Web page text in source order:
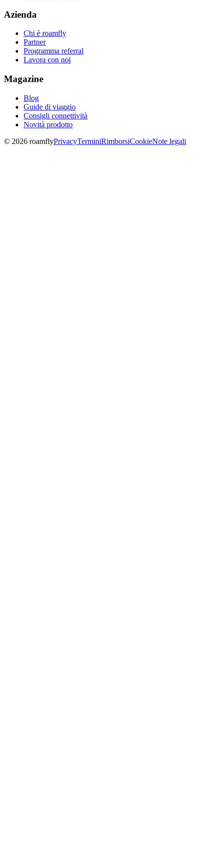
Azienda
Chi è roamfly
Partner
Programma referral
Lavora con noi
Magazine
Blog
Guide di viaggio
Consigli connettività
Novità prodotto
© 2026 roamflyPrivacyTerminiRimborsiCookieNote legali